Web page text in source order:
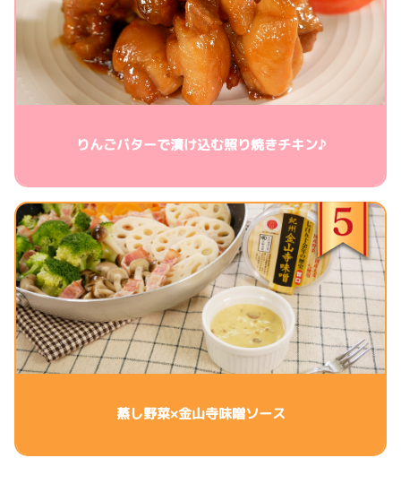
りんごバターで漬け込む照り焼きチキン♪
蒸し野菜×金山寺味噌ソース